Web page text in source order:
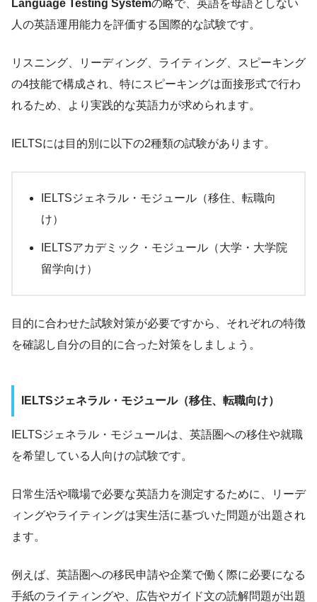
Language Testing Systemの略で、英語を母語としない
人の英語運用能力を評価する国際的な試験です。
リスニング、リーディング、ライティング、スピーキング
の4技能で構成され、特にスピーキングは面接形式で行わ
れるため、より実践的な英語力が求められます。
IELTSには目的別に以下の2種類の試験があります。
IELTSジェネラル・モジュール（移住、転職向
け）
IELTSアカデミック・モジュール（大学・大学院
留学向け）
目的に合わせた試験対策が必要ですから、それぞれの特徴
を確認し自分の目的に合った対策をしましょう。
IELTSジェネラル・モジュール（移住、転職向け）
IELTSジェネラル・モジュールは、英語圏への移住や就職
を希望している人向けの試験です。
日常生活や職場で必要な英語力を測定するために、リーデ
ィングやライティングは実生活に基づいた問題が出題され
ます。
例えば、英語圏への移民申請や企業で働く際に必要になる
手紙のライティングや、広告やガイド文の読解問題が出題